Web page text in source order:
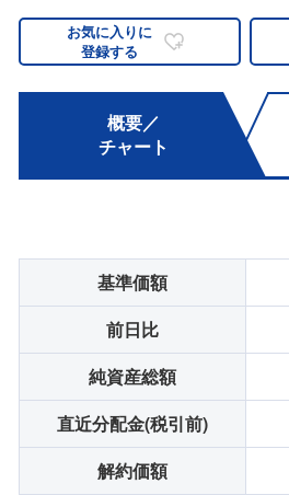
お気に入りに
登録する
概要／
チャート
基準価額
前日比
純資産総額
直近分配金(税引前)
解約価額